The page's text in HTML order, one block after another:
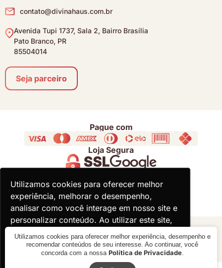
Utilizamos cookies para oferecer melhor
experiência, melhorar o desempenho,
analisar como você interage em nosso site e
personalizar conteúdo. Ao utilizar este site,
você concorda com o uso de cookies.
Utilizamos cookies para oferecer melhor
experiência, melhorar o desempenho,
analisar como você interage em nosso site e
personalizar conteúdo. Ao utilizar este site,
você concorda com o uso de cookies.
contato@divinahaus.com.br
Avenida Tupi 1737, Sala 2, Bairro Brasília
Pato Branco, PR
85504014
Seja parceiro
Pague com
Loja Segura
Acompanhe
© 2000 - 2026 - Divina Haus - CNPJ: 18.930.821/0001-92
Utilizamos cookies para oferecer melhor experiência, desempenho e
recomendar conteúdos de seu interesse. Ao continuar, você
concorda com a nossa Política de Privacidade.